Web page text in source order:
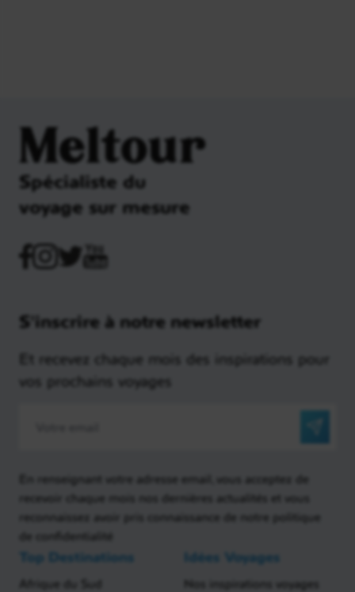
Meltour
Spécialiste du
voyage sur mesure
S'inscrire à notre newsletter
Et recevez chaque mois des inspirations pour
vos prochains voyages
En renseignant votre adresse email, vous acceptez de
recevoir chaque mois nos dernières actualités et vous
reconnaissez avoir pris connaissance de notre politique
de confidentialité
Top Destinations
Afrique du Sud
Idées Voyages
Nos inspirations voyages